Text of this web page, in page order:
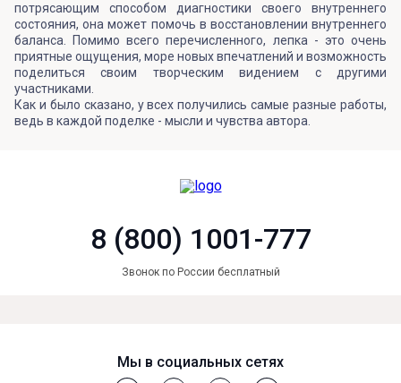
потрясающим способом диагностики своего внутреннего
состояния, она может помочь в восстановлении внутреннего
баланса. Помимо всего перечисленного, лепка - это очень
приятные ощущения, море новых впечатлений и возможность
поделиться своим творческим видением с другими
участниками.
Как и было сказано, у всех получились самые разные работы,
ведь в каждой поделке - мысли и чувства автора.
8 (800) 1001-777
Звонок по России бесплатный
Мы в социальных сетях